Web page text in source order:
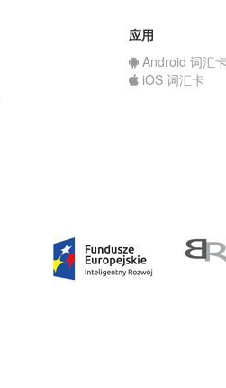
应用
Android 词汇
iOS 词汇卡